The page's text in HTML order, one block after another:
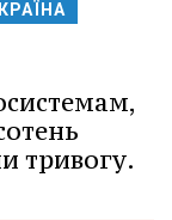
тривогу.